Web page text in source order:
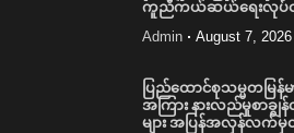
ကူညီကယ်ဆယ်ရေးလုပ်င
Admin August 7, 2026
ပြည်ထောင်စုသမ္မတမြန်
အကြား နားလည်မှုစာချွ
များ အပြန်အလှန်လက်